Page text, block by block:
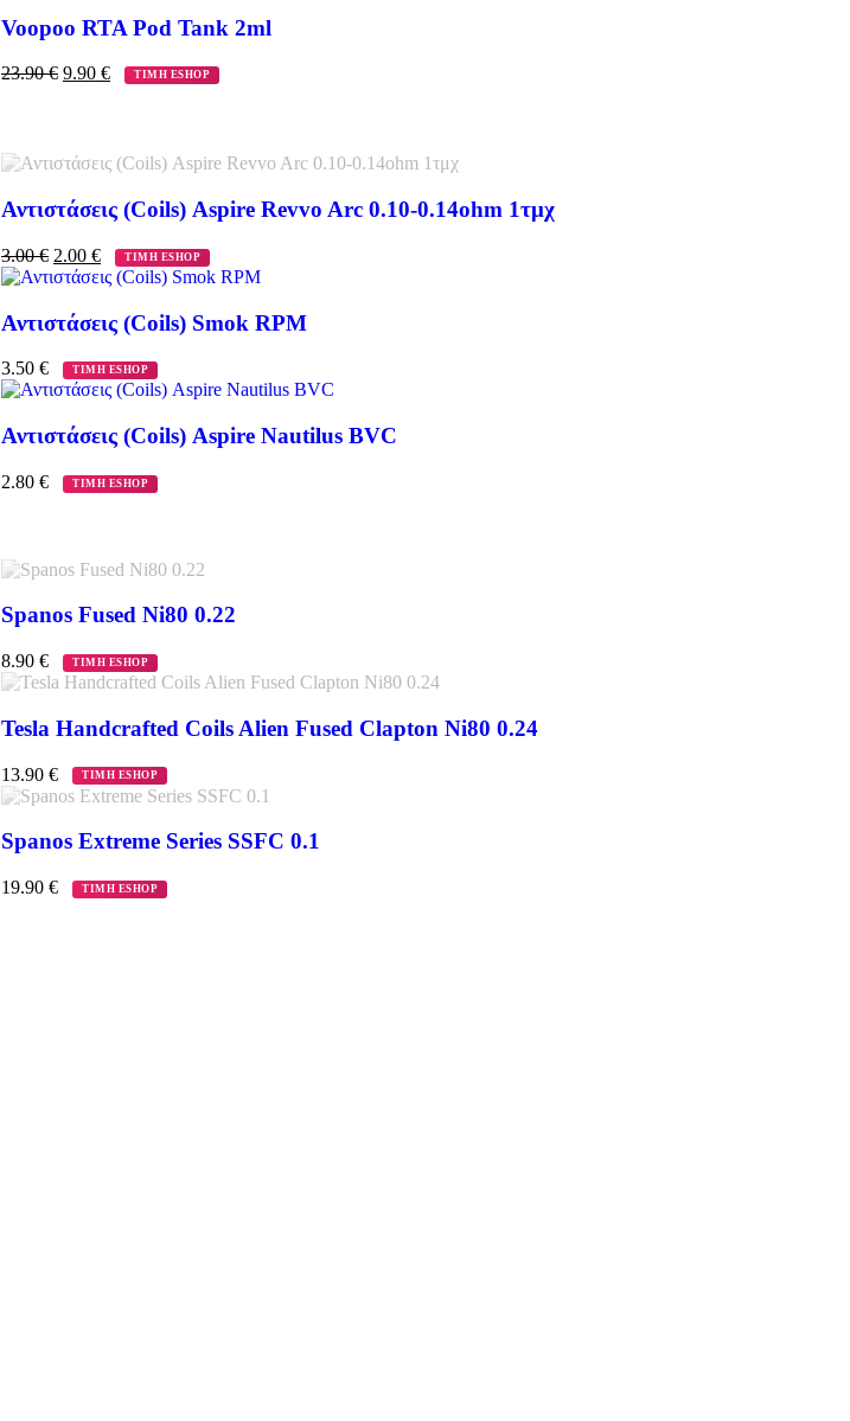
Voopoo RTA Pod Tank 2ml
23.90€ 9.90 € ΤΙΜΗ ESHOP
Αντιστάσεις (Coils) Aspire Revvo Arc 0.10-0.14ohm 1τμχ
3.00€ 2.00 € ΤΙΜΗ ESHOP
Αντιστάσεις (Coils) Smok RPM
3.50 € ΤΙΜΗ ESHOP
Αντιστάσεις (Coils) Aspire Nautilus BVC
2.80 € ΤΙΜΗ ESHOP
Spanos Fused Ni80 0.22
8.90 € ΤΙΜΗ ESHOP
Tesla Handcrafted Coils Alien Fused Clapton Ni80 0.24
13.90 € ΤΙΜΗ ESHOP
Spanos Extreme Series SSFC 0.1
19.90 € ΤΙΜΗ ESHOP